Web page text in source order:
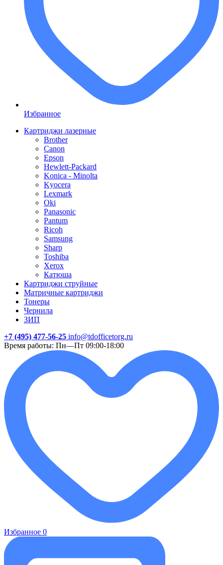
Избранное
Картриджи лазерные
Brother
Canon
Epson
Hewlett-Packard
Konica - Minolta
Kyocera
Lexmark
Oki
Panasonic
Pantum
Ricoh
Samsung
Sharp
Toshiba
Xerox
Катюша
Картриджи струйные
Матричные картриджи
Тонеры
Чернила
ЗИП
+7 (495) 477-56-25 info@tdofficetorg.ru
Время работы: Пн—Пт 09:00-18:00
Избранное 0